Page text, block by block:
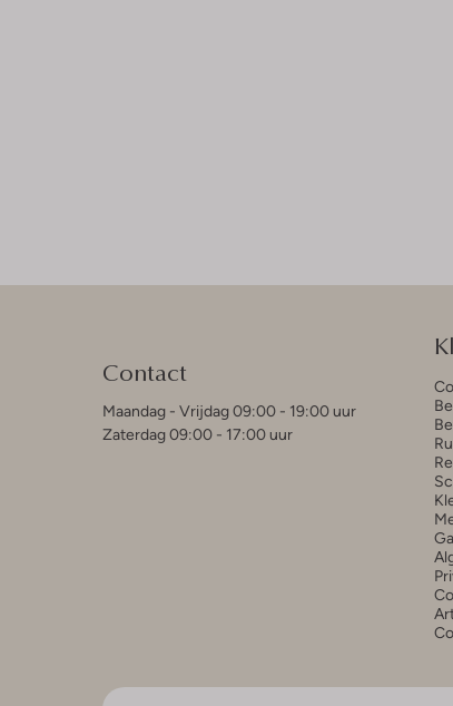
Contact
Maandag - Vrijdag 09:00 - 19:00 uur
Zaterdag 09:00 - 17:00 uur